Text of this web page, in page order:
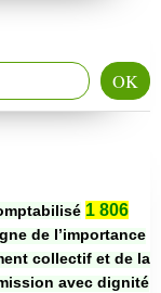
1 806
de l’importance
collectif et de la
avec dignité